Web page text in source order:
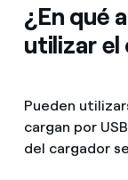
¿En qué
utilizar el
Pueden
cargan por
del cargador